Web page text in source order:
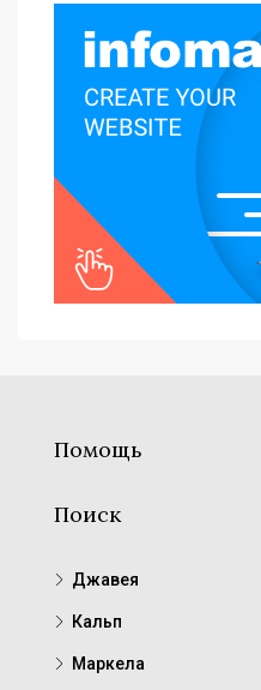
Помощь
Поиск
Джавея
Кальп
Маркела